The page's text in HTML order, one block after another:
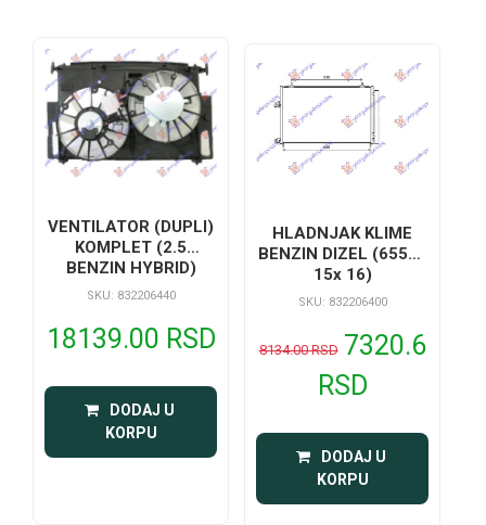
VENTILATOR (DUPLI)
KOMPLET (2.5
BENZIN HYBRID)
SKU: 832206440
18139.00 RSD
DODAJ U
KORPU
HLADNJAK KLIME
BENZIN DIZEL (655x4
15x 16)
SKU: 832206400
8134.00 RSD 7320.6
RSD
DODAJ U
KORPU